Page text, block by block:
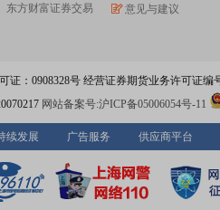
东方财富证券交易
意见与建议
证：0908328号 经营证券期货业务许可证编
网站备案号:沪ICP备05006054号-11
续发展 广告服务 供应商平台